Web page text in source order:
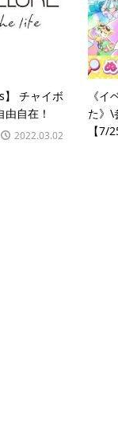
】 チャイボ
自在！
2022.03.02
《イ
た》\
【7/